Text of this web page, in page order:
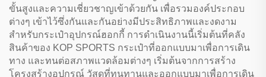
ขั้นสูงและความเชี่ยวชาญเข้าด้วยกัน เพื่อรวมองค์ประกอบ
ต่างๆ เข้าไว้ซึ่งกันและกันอย่างมีประสิทธิภาพและงดงาม
สำหรับกระเป๋าอุปกรณ์ฮอกกี้ การดำเนินงานนี้เริ่มต้นที่คลัง
สินค้าของ KOP SPORTS กระเป๋าที่ออกแบบมาเพื่อการเดิน
ทาง และทนต่อสภาพแวดล้อมต่างๆ เริ่มต้นจากการสร้าง
โครงสร้างอุปกรณ์ วัสดุที่ทนทานและออกแบบมาเพื่อการเดิน